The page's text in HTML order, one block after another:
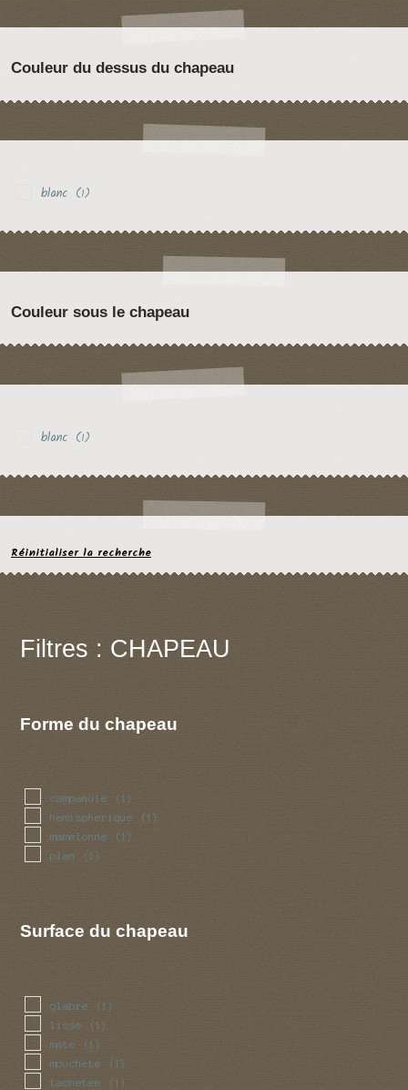
Couleur du dessus du chapeau
blanc (1)
Couleur sous le chapeau
blanc (1)
Réinitialiser la recherche
Filtres : CHAPEAU
Forme du chapeau
campanule (1)
hemispherique (1)
mamelonne (1)
plan (1)
Surface du chapeau
glabre (1)
lisse (1)
mate (1)
mouchete (1)
tachetee (1)